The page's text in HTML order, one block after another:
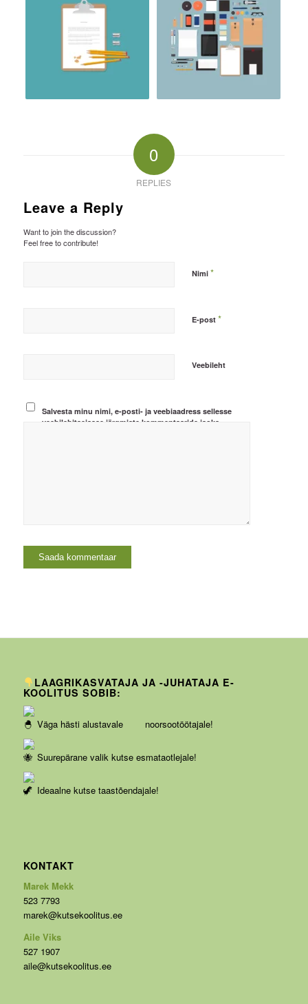
0
REPLIES
Leave a Reply
Want to join the discussion?
Feel free to contribute!
Nimi *
E-post *
Veebileht
Salvesta minu nimi, e-posti- ja veebiaadress sellesse
veebilehitsejasse järgmiste kommentaaride jaoks.
LAAGRIKASVATAJA JA -JUHATAJA E-
KOOLITUS SOBIB:
Väga hästi alustavale noorsootöötajale!
Suurepärane valik kutse esmataotlejale!
Ideaalne kutse taastõendajale!
KONTAKT
Marek Mekk
523 7793
marek@kutsekoolitus.ee
Aile Viks
527 1907
aile@kutsekoolitus.ee